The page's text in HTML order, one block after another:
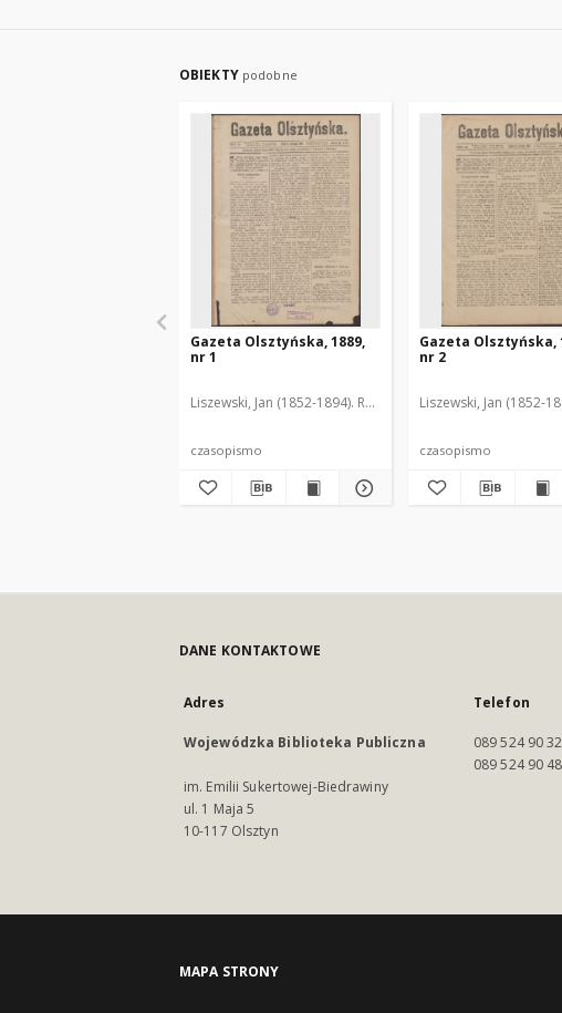
OBIEKTY podobne
Gazeta Olsztyńska, 1889,
nr 1
Liszewski, Jan (1852-1894). Red.
czasopismo
Gazeta Olsztyńska,
nr 2
Liszewski, Jan (1852-
czasopismo
DANE KONTAKTOWE
Adres
Wojewódzka Biblioteka Publiczna
im. Emilii Sukertowej-Biedrawiny
ul. 1 Maja 5
10-117 Olsztyn
Telefon
089 524 90
089 524 90
MAPA STRONY